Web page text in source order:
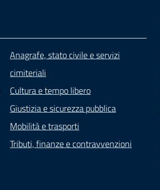
Anagrafe, stato civile e servizi
cimiteriali
Cultura e tempo libero
Giustizia e sicurezza pubblica
Mobilità e trasporti
Tributi, finanze e contravvenzioni